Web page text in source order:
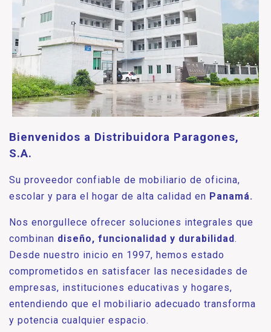
Bienvenidos a Distribuidora Paragones,
S.A.
Su proveedor confiable de mobiliario de oficina,
escolar y para el hogar de alta calidad en Panamá.
Nos enorgullece ofrecer soluciones integrales que
combinan diseño, funcionalidad y durabilidad.
Desde nuestro inicio en 1997, hemos estado
comprometidos en satisfacer las necesidades de
empresas, instituciones educativas y hogares,
entendiendo que el mobiliario adecuado transforma
y potencia cualquier espacio.